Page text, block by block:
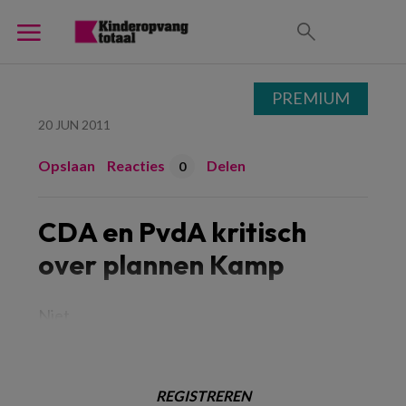
20 JUN 2011
Opslaan Reacties 0 Delen
CDA en PvdA kritisch
over plannen Kamp
REGISTREREN
PREMIUM